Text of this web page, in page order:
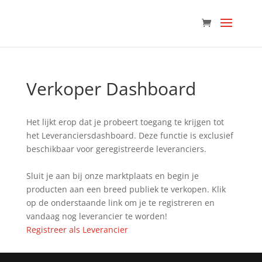
Verkoper Dashboard
Het lijkt erop dat je probeert toegang te krijgen tot
het Leveranciersdashboard. Deze functie is exclusief
beschikbaar voor geregistreerde leveranciers.
Sluit je aan bij onze marktplaats en begin je
producten aan een breed publiek te verkopen. Klik
op de onderstaande link om je te registreren en
vandaag nog leverancier te worden!
Registreer als Leverancier